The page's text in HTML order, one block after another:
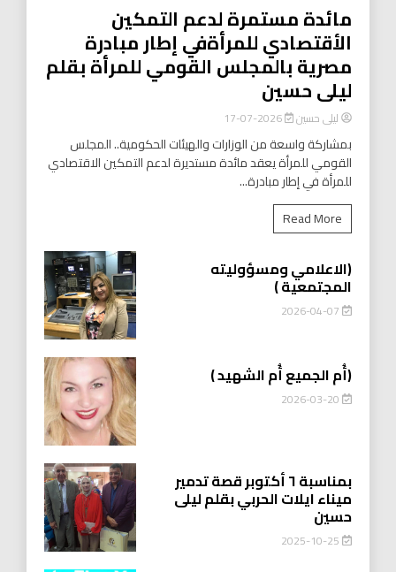
مائدة مستمرة لدعم التمكين
الأقتصادي للمرأةفي إطار مبادرة
مصرية بالمجلس القومي للمرأة بقلم
ليلى حسين
ليلى حسين 2026-07-17
بمشاركة واسعة من الوزارات والهيئات الحكومية.. المجلس
القومي للمرأة يعقد مائدة مستديرة لدعم التمكين الاقتصادي
للمرأة في إطار مبادرة...
Read More
(الاعلامي ومسؤوليته
المجتمعية )
2026-04-07
(أُم الجميع أُم الشهيد )
2026-03-20
بمناسبة ٦ أكتوبر قصة تدمير
ميناء ايلات الحربي بقلم ليلى
حسين
2025-10-25